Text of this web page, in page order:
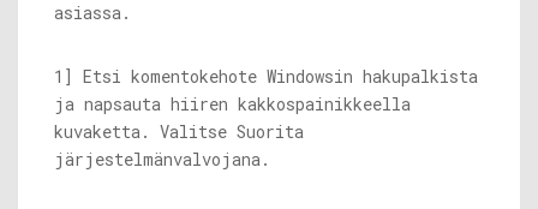
asiassa.
1] Etsi komentokehote Windowsin hakupalkista
ja napsauta hiiren kakkospainikkeella
kuvaketta. Valitse Suorita
järjestelmänvalvojana.